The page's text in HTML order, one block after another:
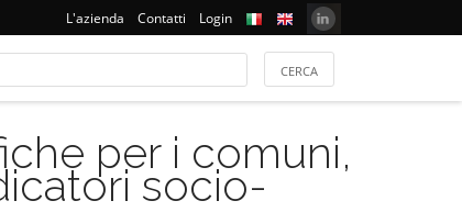
L'azienda Contatti Login
per i comuni,
socio-